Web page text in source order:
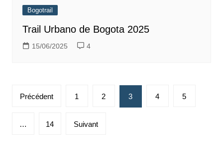
Bogotrail
Trail Urbano de Bogota 2025
15/06/2025 4
Pagination
publications
Précédent 1 2 3 4 5
… 14 Suivant